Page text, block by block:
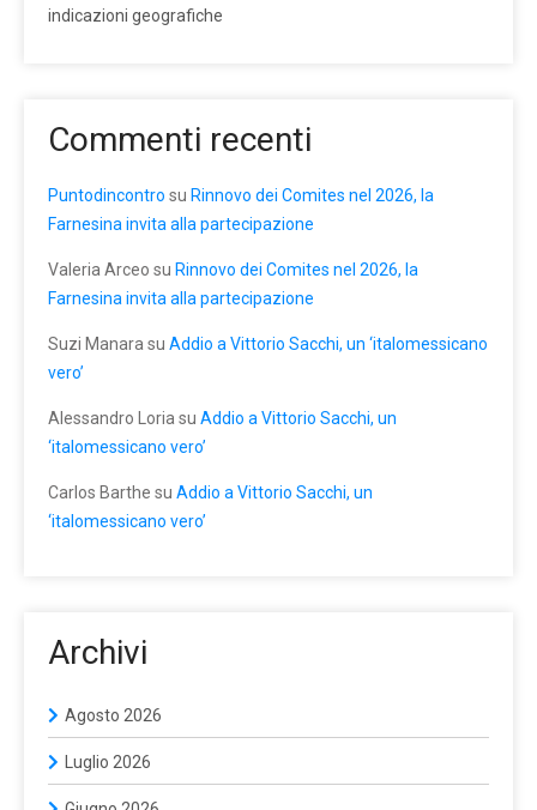
indicazioni geografiche
Commenti recenti
Puntodincontro su Rinnovo dei Comites nel 2026, la
Farnesina invita alla partecipazione
Valeria Arceo su Rinnovo dei Comites nel 2026, la
Farnesina invita alla partecipazione
Suzi Manara su Addio a Vittorio Sacchi, un ‘italomessicano
vero’
Alessandro Loria su Addio a Vittorio Sacchi, un
‘italomessicano vero’
Carlos Barthe su Addio a Vittorio Sacchi, un
‘italomessicano vero’
Archivi
Agosto 2026
Luglio 2026